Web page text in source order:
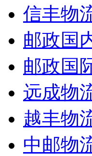
信丰物
邮政国
邮政国
远成物
越丰物
中邮物